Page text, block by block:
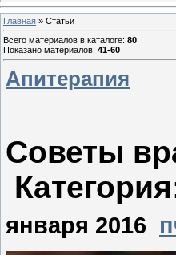
Главная » Статьи
Всего материалов в каталоге: 80
Показано материалов: 41-60
Апитерапия
Советы
января 2016